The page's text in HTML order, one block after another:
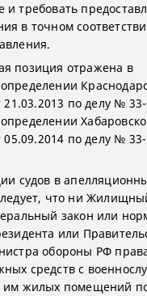
требовать
в точном
позиция отражена в
21.03.2013 по делу №
05.09.2014 по делу № 33-
судов в
что ни
закон или
или
обороны РФ
средств с
им жилых помещений